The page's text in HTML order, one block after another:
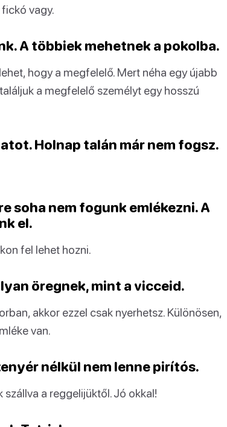
vagy.
A többiek mehetnek a pokolba.
hogy a megfelelő. Mert néha egy újabb
a megfelelő személyt egy hosszú
Holnap talán már nem fogsz.
soha nem fogunk emlékezni. A
el.
fel lehet hozni.
öregnek, mint a vicceid.
akkor ezzel csak nyerhetsz. Különösen,
van.
nélkül nem lenne pirítós.
a reggelijüktől. Jó okkal!